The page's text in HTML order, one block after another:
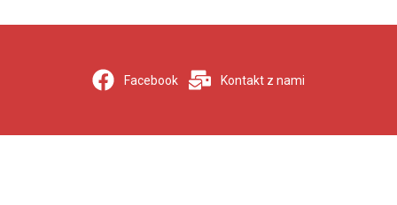
Facebook Kontakt z nami